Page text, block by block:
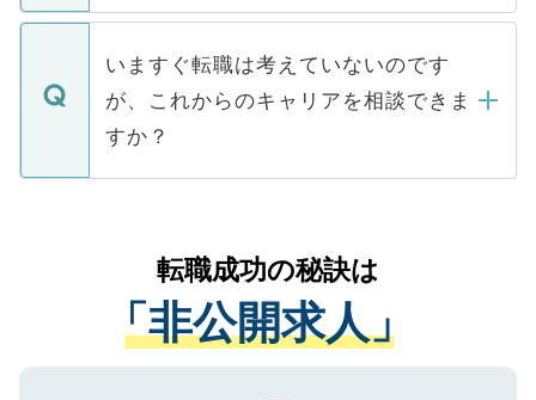
関を公にしてしまうと、応募が殺到する場
に、医療機関が求める条件に合った人材の
みを人材紹介会社に依頼するケースが増え
ています。
定を承諾する必要はありません。内定先へ
の辞退の連絡はキャリアパートナーが行い
個人情報が漏えいすることはありませんの
で、ご安心ください。当サイトからの登録
などで収集したご登録者様の個人情報は、
ご本人のキャリアアップおよび転職活動の
支援を目的に使用いたします。お預かりし
ているすべての個人データはご本人の許可
は、個人情報の取り扱いについての厳密な
管理基準を満たした事業者のみに付与され
る、プライバシーマークを取得済みです。
いますぐ転職は考えていないのです
が、これからのキャリアを相談できま
すか？
かがいして、現在の医療機関の状況や紹介
経験をまじえながら、適切なアドバイスを
させていただきます。すぐにご転職をされ
ない方には、長期的なサポートが可能です
ので、まずはご登録ください。
転職成功の秘訣は
「非公開求人」